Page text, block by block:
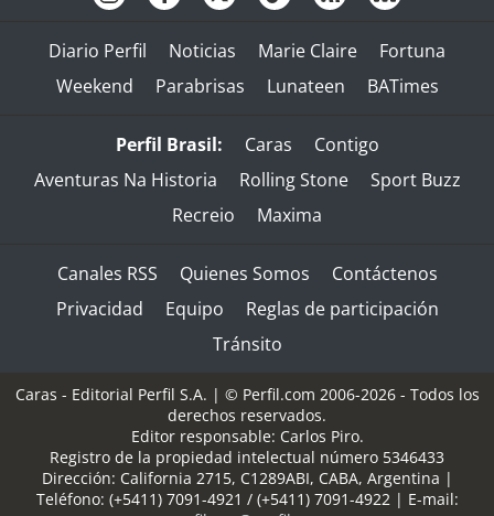
Diario Perfil Noticias Marie Claire
Fortuna
Weekend
Parabrisas Lunateen BATimes
Perfil Brasil: Caras
Contigo
Aventuras Na Historia
Rolling Stone
Sport Buzz
Recreio
Maxima
Canales RSS Quienes Somos
Contáctenos
Privacidad
Equipo
Reglas de participación
Tránsito
Caras - Editorial Perfil S.A. | © Perfil.com 2006-2026 - Todos los
derechos reservados.
Editor responsable: Carlos Piro.
Registro de la propiedad intelectual número 5346433
Dirección: California 2715, C1289ABI, CABA, Argentina |
Teléfono: (+5411) 7091-4921 / (+5411) 7091-4922| E-mail: